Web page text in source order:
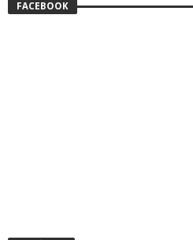
FACEBOOK